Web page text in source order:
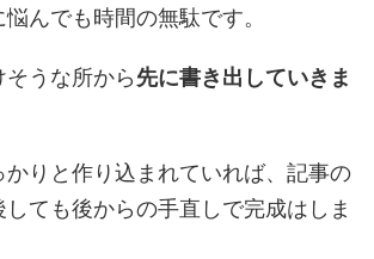
んでも時間の無駄です。
うな所から先に書き出していきま
りと作り込まれていれば、記事の
ても後からの手直しで完成はしま